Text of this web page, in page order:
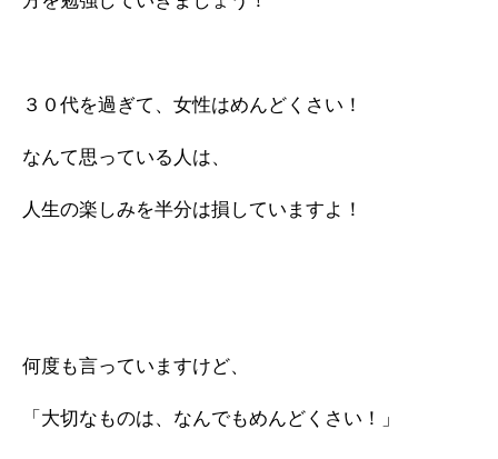
３０代を過ぎて、女性はめんどくさい！
なんて思っている人は、
人生の楽しみを半分は損していますよ！
何度も言っていますけど、
「大切なものは、なんでもめんどくさい！」